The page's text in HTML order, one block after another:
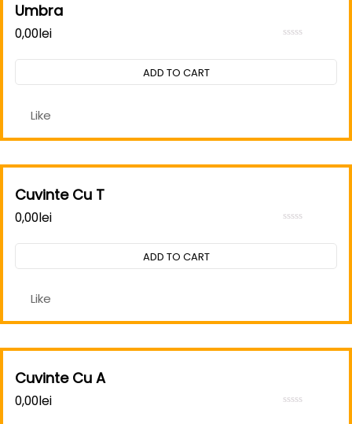
Umbra
5
0,00lei
ADD TO CART
Like
Cuvinte Cu T
5
0,00lei
ADD TO CART
Like
Cuvinte Cu A
0,00lei